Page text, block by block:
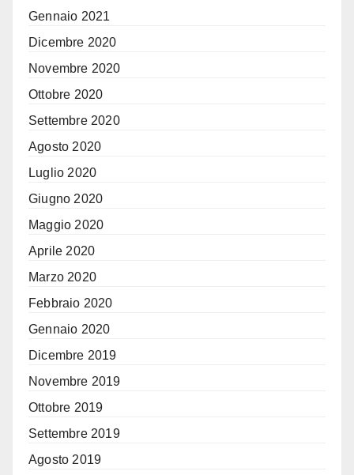
Gennaio 2021
Dicembre 2020
Novembre 2020
Ottobre 2020
Settembre 2020
Agosto 2020
Luglio 2020
Giugno 2020
Maggio 2020
Aprile 2020
Marzo 2020
Febbraio 2020
Gennaio 2020
Dicembre 2019
Novembre 2019
Ottobre 2019
Settembre 2019
Agosto 2019